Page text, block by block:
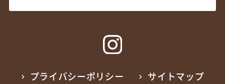
プライバシーポリシー サイトマップ